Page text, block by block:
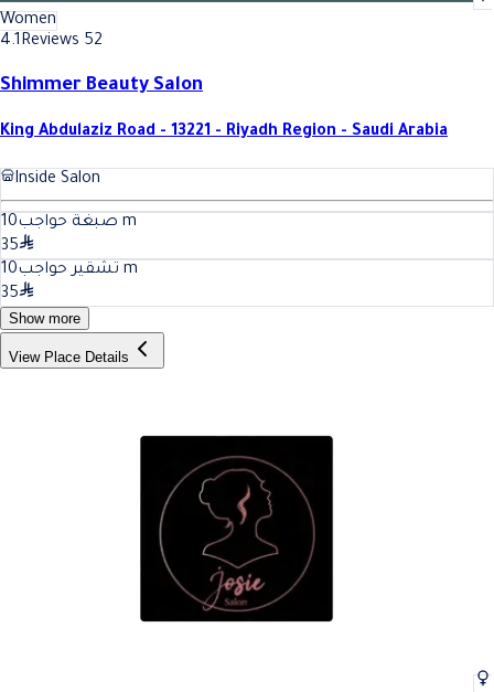
Women
4.1Reviews 52
Shimmer Beauty Salon
King Abdulaziz Road - 13221 - Riyadh Region - Saudi Arabia
Inside Salon
صبغة حواجب10
m
35
تشقير حواجب10
m
35
Show more
View Place Details